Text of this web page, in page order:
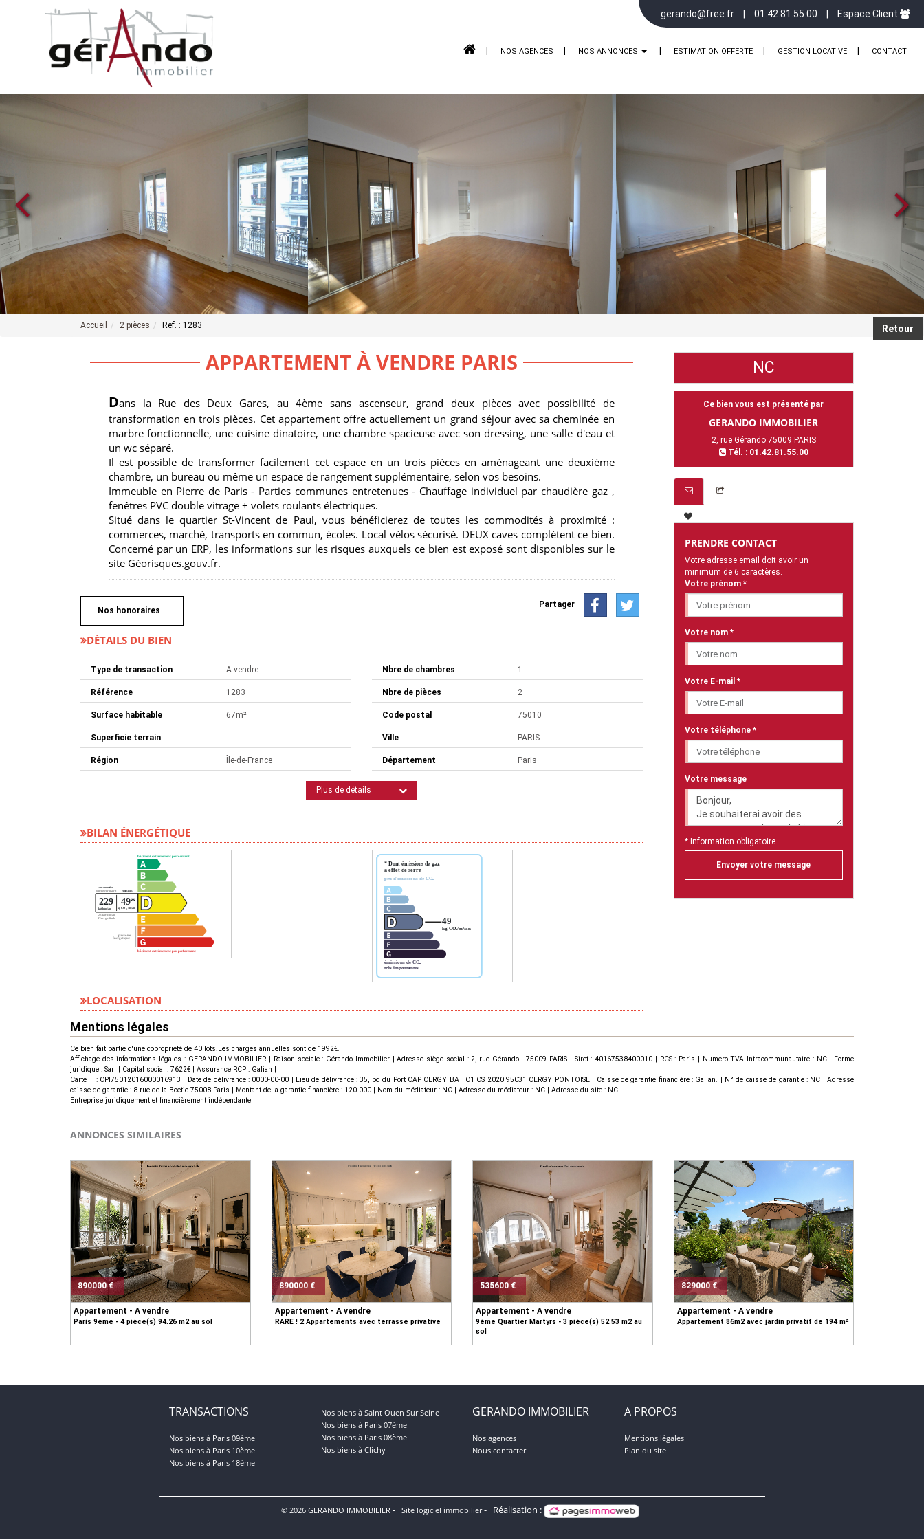
gerando@free.fr 01.42.81.55.00 Espace Client
NOS AGENCES NOS ANNONCES ESTIMATION OFFERTE GESTION LOCATIVE CONTACT
Accueil 2 pièces Ref. : 1283 Retour
APPARTEMENT À VENDRE PARIS
NC
Dans la Rue des Deux Gares, au 4ème sans ascenseur, grand deux pièces avec possibilité de
transformation en trois pièces. Cet appartement offre actuellement un grand séjour avec sa cheminée en
marbre fonctionnelle, une cuisine dinatoire, une chambre spacieuse avec son dressing, une salle d'eau et
un wc séparé.
Il est possible de transformer facilement cet espace en un trois pièces en aménageant une deuxième
chambre, un bureau ou même un espace de rangement supplémentaire, selon vos besoins.
Immeuble en Pierre de Paris - Parties communes entretenues - Chauffage individuel par chaudière gaz ,
fenêtres PVC double vitrage + volets roulants électriques.
Situé dans le quartier St-Vincent de Paul, vous bénéficierez de toutes les commodités à proximité :
commerces, marché, transports en commun, écoles. Local vélos sécurisé. DEUX caves complètent ce bien.
Concerné par un ERP, les informations sur les risques auxquels ce bien est exposé sont disponibles sur le
site Géorisques.gouv.fr.
Nos honoraires
Partager
DÉTAILS DU BIEN
Type de transaction A vendre
Référence 1283
Surface habitable 67m²
Superficie terrain
Région Île-de-France
Nbre de chambres 1
Nbre de pièces 2
Code postal 75010
Ville PARIS
Département Paris
Plus de détails
BILAN ÉNERGÉTIQUE
LOCALISATION
Ce bien vous est présenté par
GERANDO IMMOBILIER
2, rue Gérando 75009 PARIS
Tél. : 01.42.81.55.00
PRENDRE CONTACT
Votre adresse email doit avoir un
minimum de 6 caractères.
Votre prénom *
Votre nom *
Votre E-mail *
Votre téléphone *
Votre message
* Information obligatoire
Envoyer votre message
Mentions légales
Ce bien fait partie d'une copropriété de 40 lots.Les charges annuelles sont de 1992€.
Affichage des informations légales : GERANDO IMMOBILIER | Raison sociale : Gérando Immobilier | Adresse siège social : 2, rue Gérando - 75009 PARIS | Siret : 40167538400010 | RCS : Paris | Numero TVA Intracommunautaire : NC | Forme
juridique : Sarl | Capital social : 7622€ | Assurance RCP : Galian |
Carte T : CPI75012016000016913 | Date de délivrance : 0000-00-00 | Lieu de délivrance : 35, bd du Port CAP CERGY BAT C1 CS 2020 95031 CERGY PONTOISE | Caisse de garantie financière : Galian. | N° de caisse de garantie : NC | Adresse
caisse de garantie : 8 rue de la Boetie 75008 Paris | Montant de la garantie financière : 120 000 | Nom du médiateur : NC | Adresse du médiateur : NC | Adresse du site : NC |
Entreprise juridiquement et financièrement indépendante
ANNONCES SIMILAIRES
890000 €
Appartement - A vendre
Paris 9ème - 4 pièce(s) 94.26 m2 au sol
890000 €
Appartement - A vendre
RARE ! 2 Appartements avec terrasse privative
535600 €
Appartement - A vendre
9ème Quartier Martyrs - 3 pièce(s) 52.53 m2 au
sol
829000 €
Appartement - A vendre
Appartement 86m2 avec jardin privatif de 194 m²
TRANSACTIONS
Nos biens à Paris 09ème
Nos biens à Paris 10ème
Nos biens à Paris 18ème
Nos biens à Saint Ouen Sur Seine
Nos biens à Paris 07ème
Nos biens à Paris 08ème
Nos biens à Clichy
GERANDO IMMOBILIER
Nos agences
Nous contacter
A PROPOS
Mentions légales
Plan du site
© 2026 GERANDO IMMOBILIER Site logiciel immobilier Réalisation :